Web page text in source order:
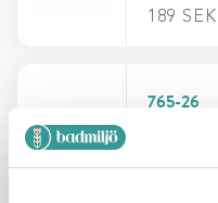
189 SEK
765-26